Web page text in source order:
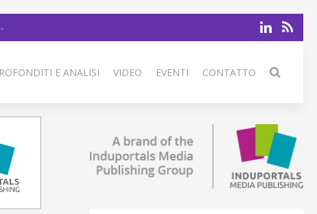
E ANALISI VIDEO EVENTI CONTATTO